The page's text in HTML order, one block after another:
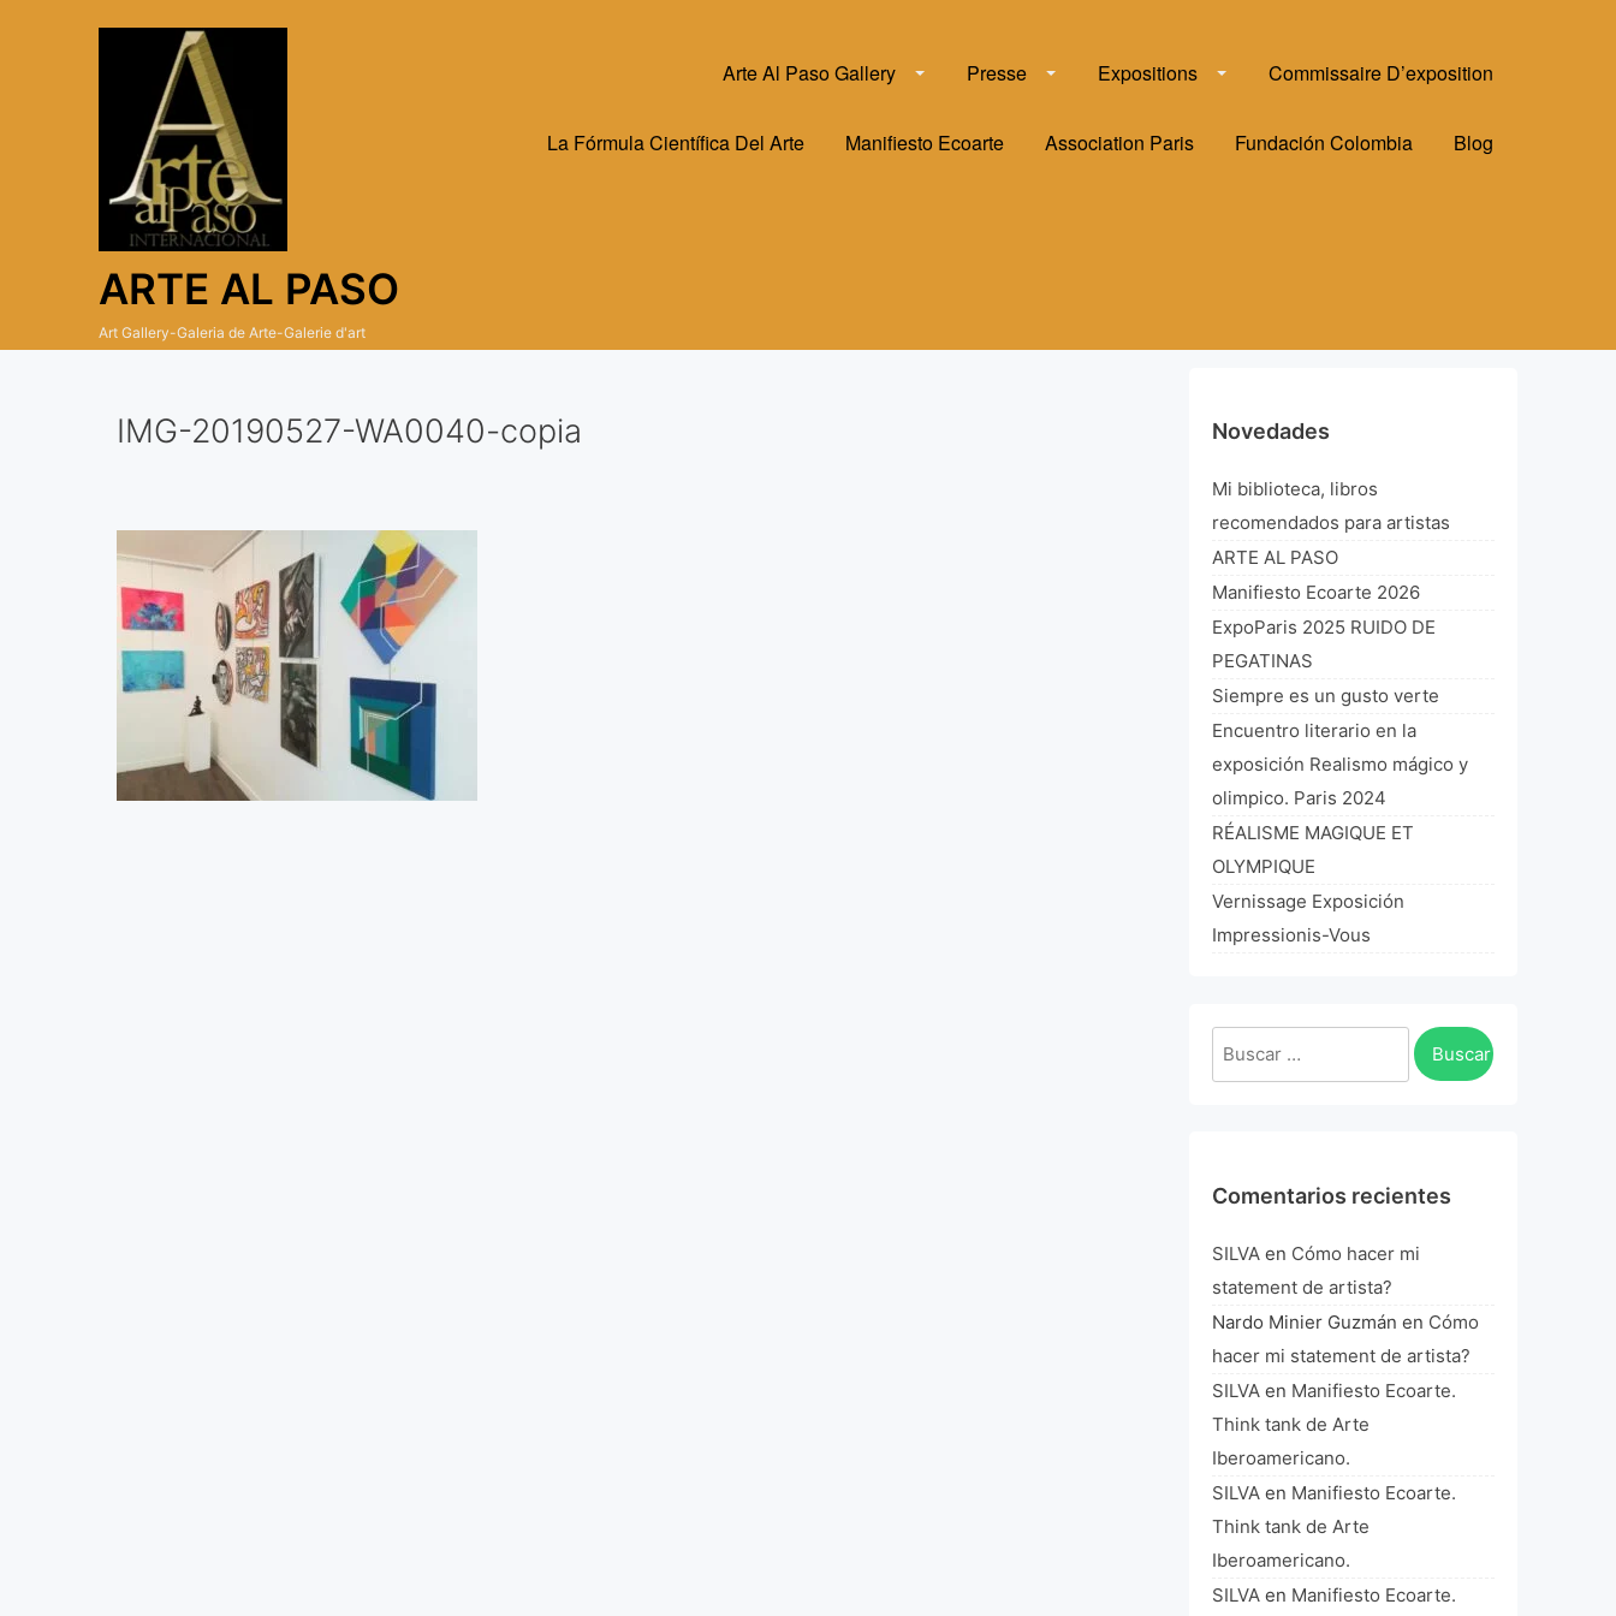
ARTE AL PASO
Art Gallery-Galeria de Arte-Galerie d'art
Arte Al Paso Gallery Presse Expositions Commissaire D’exposition
La Fórmula Científica Del Arte Manifiesto Ecoarte Association Paris Fundación Colombia Blog
IMG-20190527-WA0040-copia Novedades
Mi biblioteca, libros
recomendados para artistas
ARTE AL PASO
Manifiesto Ecoarte 2026
ExpoParis 2025 RUIDO DE
PEGATINAS
Siempre es un gusto verte
Encuentro literario en la
exposición Realismo mágico y
olimpico. Paris 2024
RÉALISME MAGIQUE ET
OLYMPIQUE
Vernissage Exposición
Impressionis-Vous
Buscar:
Comentarios recientes
SILVA en Cómo hacer mi
statement de artista?
Nardo Minier Guzmán en Cómo
hacer mi statement de artista?
SILVA en Manifiesto Ecoarte.
Think tank de Arte
Iberoamericano.
SILVA en Manifiesto Ecoarte.
Think tank de Arte
Iberoamericano.
SILVA en Manifiesto Ecoarte.